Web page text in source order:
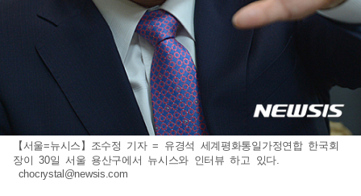
【서울=뉴시스】조수정 기자 = 유경석 세계평화통일가정연합 한국회
장이 30일 서울 용산구에서 뉴시스와 인터뷰 하고 있다.
chocrystal@newsis.com